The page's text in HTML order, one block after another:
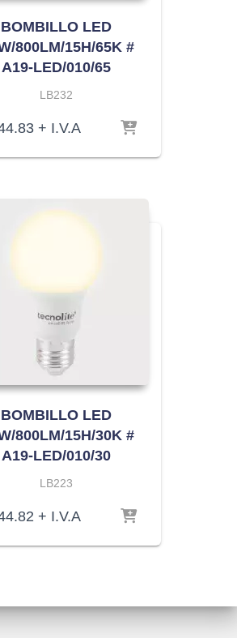
BOMBILLO LED
800LM/15H/65K #
A19-LED/010/65
LB232
+ I.V.A
BOMBILLO LED
800LM/15H/30K #
A19-LED/010/30
LB223
+ I.V.A